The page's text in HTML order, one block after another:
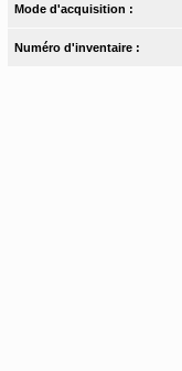
Mode d'acquisition :
Numéro d'inventaire :